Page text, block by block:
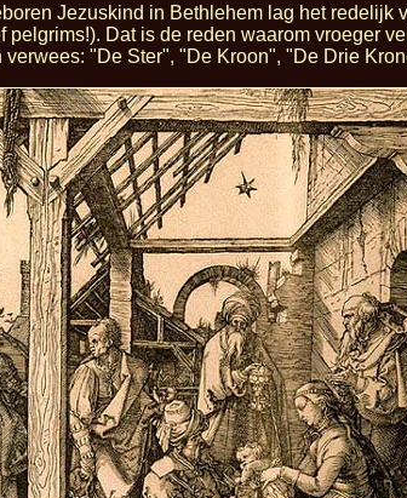
Jezuskind in Bethlehem lag het redelijk
Dat is de reden waarom vroeger
"De Ster", "De Kroon", "De Drie